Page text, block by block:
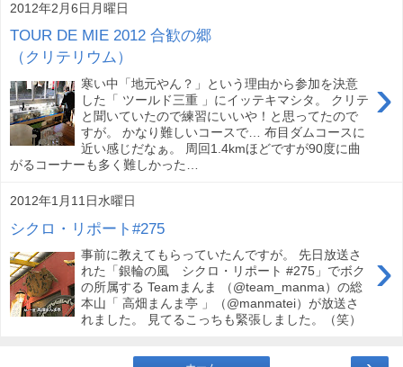
2012年2月6日月曜日
TOUR DE MIE 2012 合歓の郷
（クリテリウム）
›
寒い中「地元やん？」という理由から参加を決意
した「 ツールド三重 」にイッテキマシタ。 クリテ
と聞いていたので練習にいいや！と思ってたので
すが。 かなり難しいコースで… 布目ダムコースに
近い感じだなぁ。 周回1.4kmほどですが90度に曲
がるコーナーも多く難しかった…
2012年1月11日水曜日
シクロ・リポート#275
›
事前に教えてもらっていたんですが。 先日放送さ
れた「銀輪の風 シクロ・リポート #275」でボク
の所属する Teamまんま （@team_manma）の総
本山「 高畑まんま亭 」（@manmatei）が放送さ
れました。 見てるこっちも緊張しました。（笑）